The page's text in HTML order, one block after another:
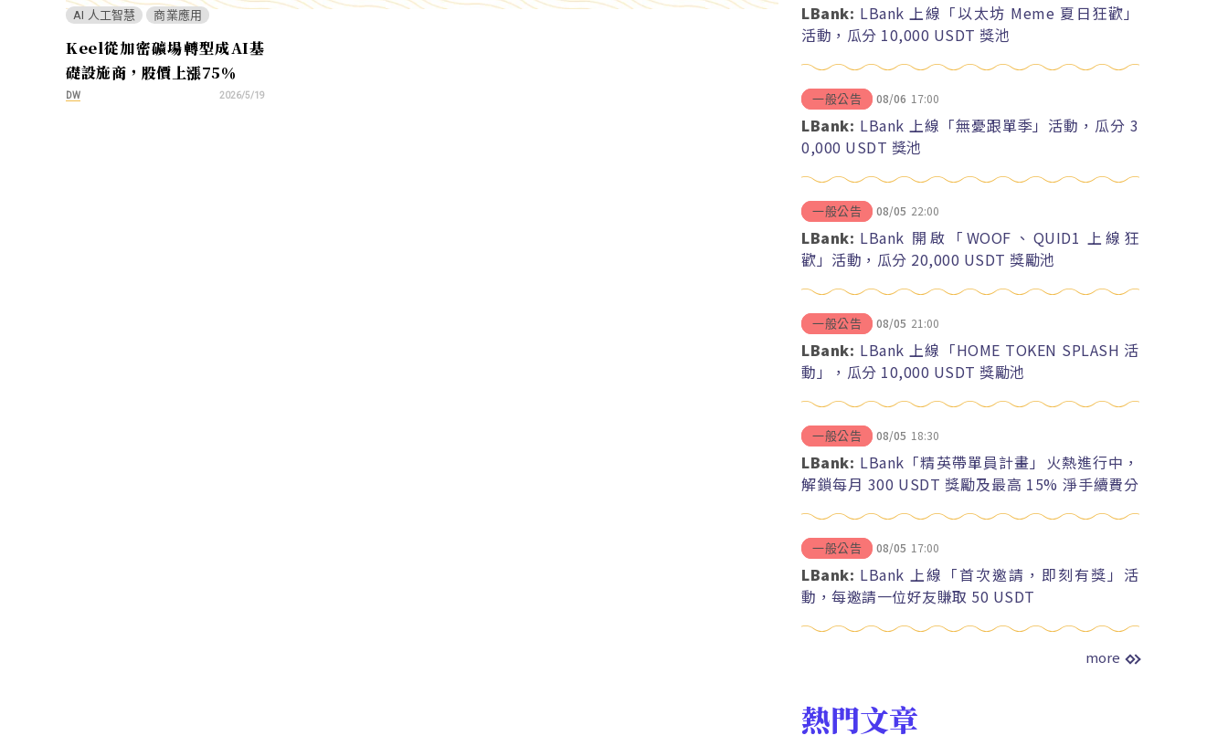
AI 人工智慧 商業應用
Keel從加密礦場轉型成AI基
礎設施商，股價上漲75％
DW 2026/5/19
LBank: LBank 上線「以太坊 Meme 夏日狂歡」
活動，瓜分 10,000 USDT 獎池
一般公告 08/06 17:00
LBank: LBank 上線「無憂跟單季」活動，瓜分 3
0,000 USDT 獎池
一般公告 08/05 22:00
LBank: LBank 開啟「WOOF、QUID1 上線狂
歡」活動，瓜分 20,000 USDT 獎勵池
一般公告 08/05 21:00
LBank: LBank 上線「HOME TOKEN SPLASH 活
動」，瓜分 10,000 USDT 獎勵池
一般公告 08/05 18:30
LBank: LBank「精英帶單員計畫」火熱進行中，
解鎖每月 300 USDT 獎勵及最高 15% 淨手續費分
一般公告 08/05 17:00
LBank: LBank 上線「首次邀請，即刻有獎」活
動，每邀請一位好友賺取 50 USDT
more
熱門文章